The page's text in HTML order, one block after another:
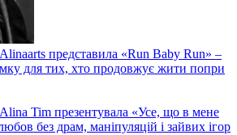
Alinaarts представила «Run Baby Run» –
для тих, хто продовжує жити попри
Alina Tim презентувала «Усе, що в мене
без драм, маніпуляцій і зайвих ігор